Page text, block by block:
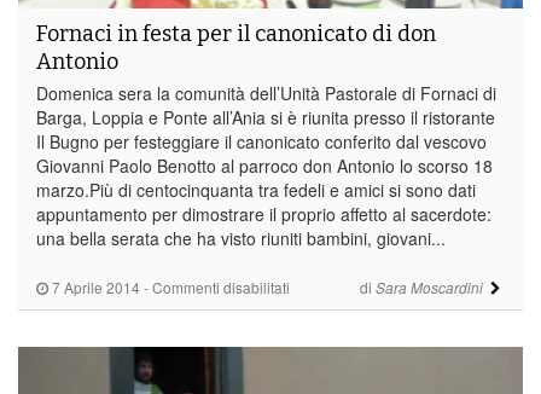
7 Aprile 2014 -Commenti disabilitati
Fornaci
festa
di Sara Moscardini
Fornaci in festa per il canonicato di don
Antonio
Domenica sera la comunità dell’Unità Pastorale di Fornaci di
Barga, Loppia e Ponte all’Ania si è riunita presso il ristorante
Il Bugno per festeggiare il canonicato conferito dal vescovo
Giovanni Paolo Benotto al parroco don Antonio lo scorso 18
marzo.Più di centocinquanta tra fedeli e amici si sono dati
appuntamento per dimostrare il proprio affetto al sacerdote:
una bella serata che ha visto riuniti bambini, giovani...